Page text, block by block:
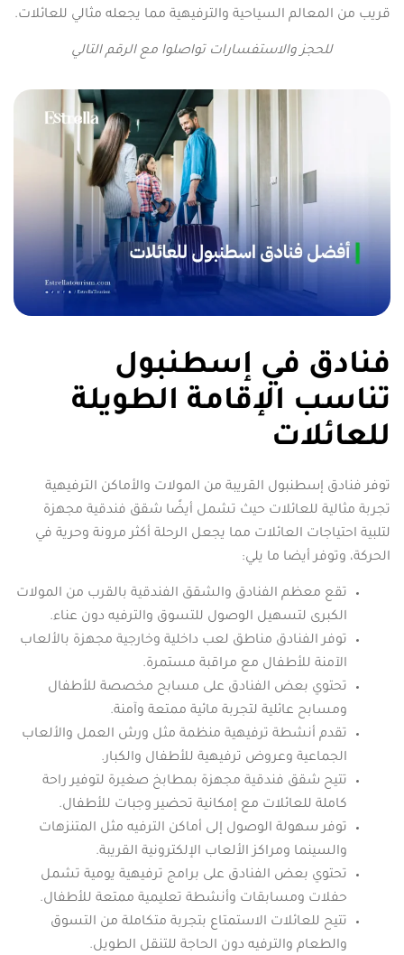
قريب من المعالم السياحية والترفيهية مما يجعله مثالي للعائلات.
للحجز والاستفسارات تواصلوا مع الرقم التالي
فنادق في إسطنبول
تناسب الإقامة الطويلة
للعائلات
توفر فنادق إسطنبول القريبة من المولات والأماكن الترفيهية
تجربة مثالية للعائلات حيث تشمل أيضًا شقق فندقية مجهزة
لتلبية احتياجات العائلات مما يجعل الرحلة أكثر مرونة وحرية في
الحركة، وتوفر أيضا ما يلي:
تقع معظم الفنادق والشقق الفندقية بالقرب من المولات
الكبرى لتسهيل الوصول للتسوق والترفيه دون عناء.
توفر الفنادق مناطق لعب داخلية وخارجية مجهزة بالألعاب
الآمنة للأطفال مع مراقبة مستمرة.
تحتوي بعض الفنادق على مسابح مخصصة للأطفال
ومسابح عائلية لتجربة مائية ممتعة وآمنة.
تقدم أنشطة ترفيهية منظمة مثل ورش العمل والألعاب
الجماعية وعروض ترفيهية للأطفال والكبار.
تتيح شقق فندقية مجهزة بمطابخ صغيرة لتوفير راحة
كاملة للعائلات مع إمكانية تحضير وجبات للأطفال.
توفر سهولة الوصول إلى أماكن الترفيه مثل المتنزهات
والسينما ومراكز الألعاب الإلكترونية القريبة.
تحتوي بعض الفنادق على برامج ترفيهية يومية تشمل
حفلات ومسابقات وأنشطة تعليمية ممتعة للأطفال.
تتيح للعائلات الاستمتاع بتجربة متكاملة من التسوق
والطعام والترفيه دون الحاجة للتنقل الطويل.